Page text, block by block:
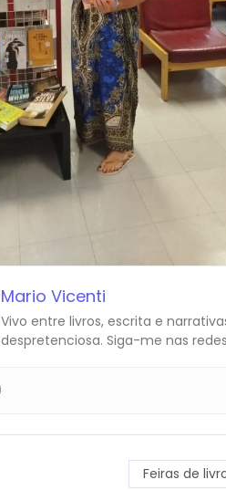
Mario Vicenti
Vivo entre livros, escrita e
despretenciosa. Siga-me nas
Feiras de